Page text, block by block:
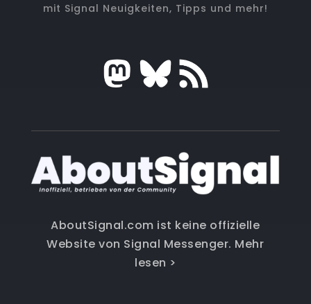
mit Signal Neuigkeiten, Tipps und mehr!
AboutSignal.com ist keine offizielle
Website von Signal Messenger. Mehr
lesen >